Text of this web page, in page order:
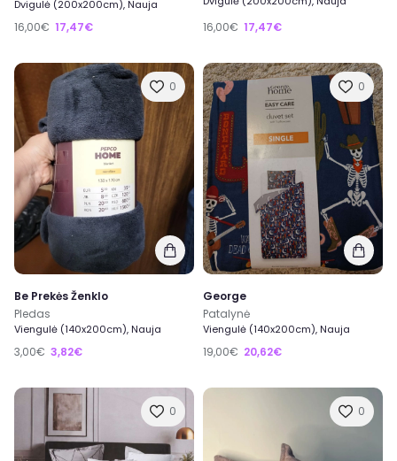
Dvigulė (200x200cm), Nauja
16,00€ 17,47€ 16,00€ 17,47€
0
Be Prekės Ženklo
Pledas
Viengulė (140x200cm), Nauja
3,00€ 3,82€
0
George
Patalynė
Viengulė (140x200cm), Nauja
19,00€ 20,62€
0 0